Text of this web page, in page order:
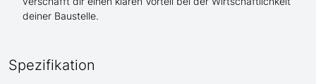
deiner Baustelle.
Spezifikation